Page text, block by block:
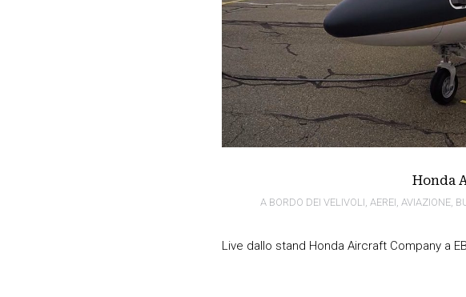
Honda
A BORDO DEI VELIVOLI, AEREI, AVIAZIONE,
Live dallo stand Honda Aircraft Company a